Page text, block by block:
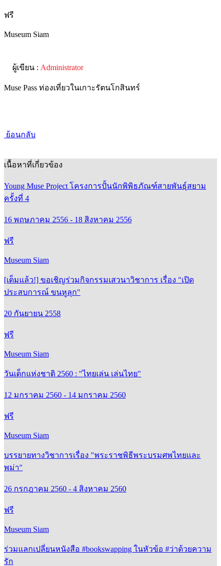
ฟรี
Museum Siam
ผู้เขียน : Administrator
Muse Pass ท่องเที่ยวในเกาะรัตนโกสินทร์
ย้อนกลับ
เนื้อหาที่เกี่ยวข้อง
Young Muse Project โครงการปั้นนักพิพิธภัณฑ์สายพันธุ์สยาม
ครั้งที่ 4
16 พฤษภาคม 2556 - 18 สิงหาคม 2556
ฟรี
Museum Siam
[เต็มแล้ว!] ขอเชิญร่วมกิจกรรมเสวนาวิชาการ เรื่อง "เปิด
ประสบการณ์ ขนหูลุก"
20 กันยายน 2558
ฟรี
Museum Siam
วันเด็กแห่งชาติ 2560 : "ไทยเล่น เล่นไทย"
12 มกราคม 2560 - 14 มกราคม 2560
ฟรี
Museum Siam
บรรยายทางวิชาการเรื่อง "พระราชพิธีพระบรมศพไทยและ
พม่า"
26 กรกฎาคม 2560 - 4 สิงหาคม 2560
ฟรี
Museum Siam
ร่วมแลกเปลี่ยนหนังสือ #bookswapping ในหัวข้อ #ว่าด้วยความ
รัก